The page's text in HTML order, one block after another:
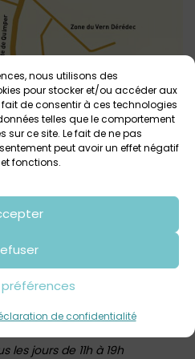
nous utilisons des
pour stocker et/ou accéder aux
de consentir à ces technologies
telles que le comportement
sur ce site. Le fait de ne pas
peut avoir un effet négatif
fonctions.
préférences
de confidentialité
de l’Abbaye de Daoulas :
au 16 octobre et du
au dimanche de 14h à 18h
(vacances de la Toussaint)
les jours de 11h à 19h